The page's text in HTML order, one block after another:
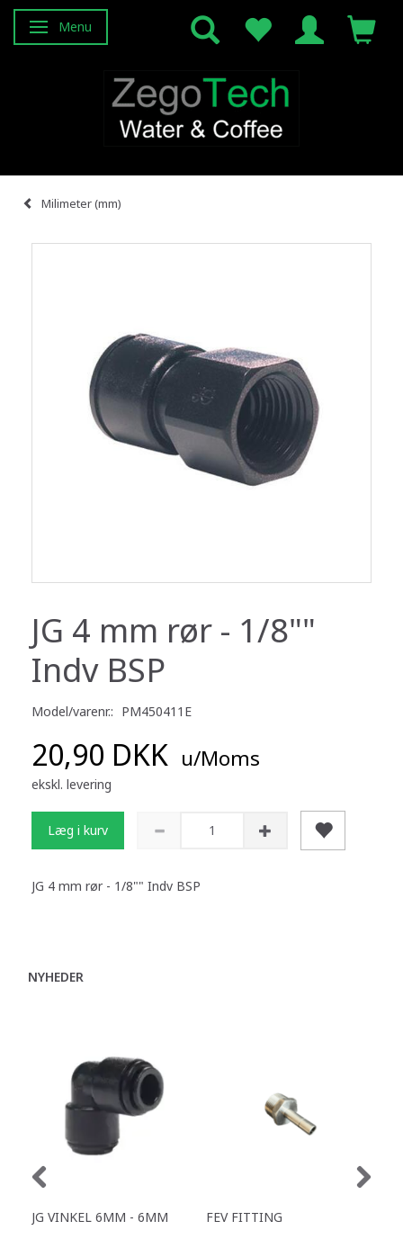
Skifte navigation
Menu
Milimeter (mm)
JG 4 mm rør - 1/8""
Indv BSP
Model/varenr.: PM450411E
20,90 DKK u/Moms
ekskl. levering
Læg i kurv
JG 4 mm rør - 1/8"" Indv BSP
NYHEDER
JG VINKEL 6MM - 6MM FEV FITTING